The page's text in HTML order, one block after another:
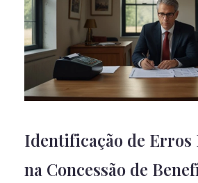
Identificação de Erros
na Concessão de